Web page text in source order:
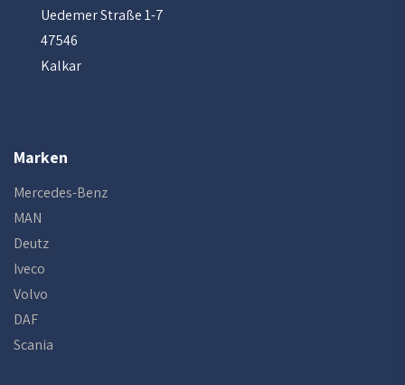
Uedemer Straße 1-7
47546
Kalkar
Marken
Mercedes-Benz
MAN
Deutz
Iveco
Volvo
DAF
Scania